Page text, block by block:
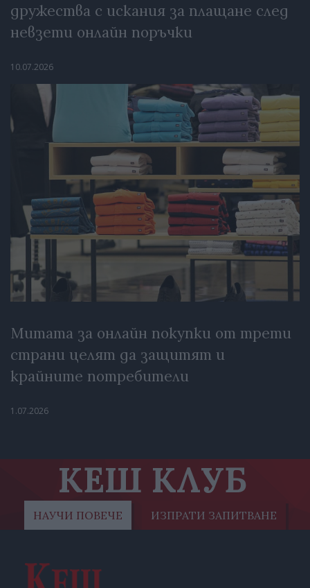
дружества с искания за плащане след
невзети онлайн поръчки
10.07.2026
Митата за онлайн покупки от трети
страни целят да защитят и
крайните потребители
1.07.2026
КЕШ КЛУБ
НАУЧИ ПОВЕЧЕ ИЗПРАТИ ЗАПИТВАНЕ